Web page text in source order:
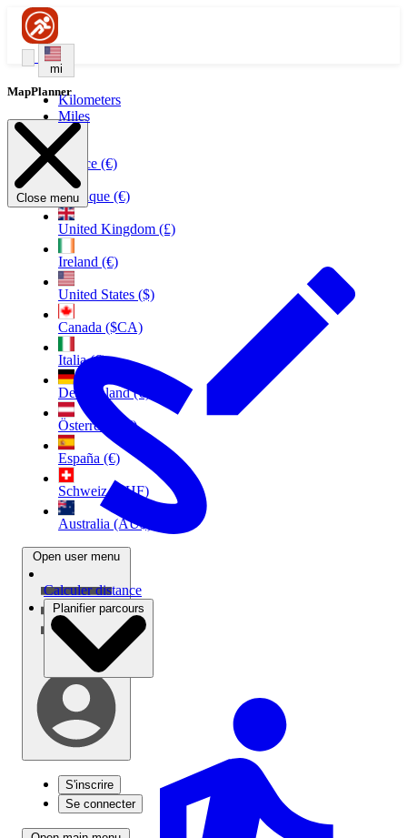
mi
Kilometers
Miles
France (€)
Belgique (€)
United Kingdom (£)
Ireland (€)
United States ($)
Canada ($CA)
Italia (€)
Deutschland (€)
Österreich (€)
España (€)
Schweiz (CHF)
Australia (AU$)
Open user menu
S'inscrire
Se connecter
MapPlanner
Close menu
Calculer distance
Planifier parcours